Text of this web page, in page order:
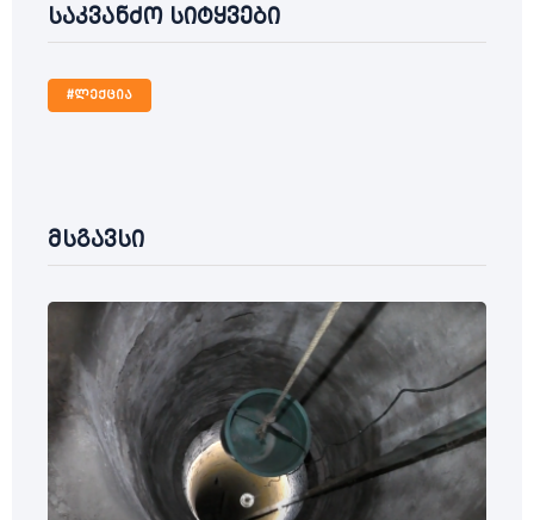
საკვანძო სიტყვები
#ლექცია
მსგავსი